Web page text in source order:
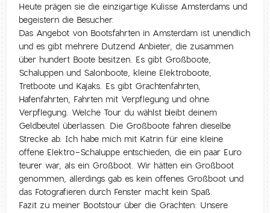
Heute prägen sie die einzigartige Kulisse Amsterdams und
begeistern die Besucher.
Das Angebot von Bootsfahrten in Amsterdam ist unendlich
und es gibt mehrere Dutzend Anbieter, die zusammen
über hundert Boote besitzen. Es gibt Großboote,
Schaluppen und Salonboote, kleine Elektroboote,
Tretboote und Kajaks. Es gibt Grachtenfahrten,
Hafenfahrten, Fahrten mit Verpflegung und ohne
Verpflegung. Welche Tour du wählst bleibt deinem
Geldbeutel überlassen. Die Großboote fahren dieselbe
Strecke ab. Ich habe mich mit Katrin für eine kleine
offene Elektro-Schaluppe entschieden, die ein paar Euro
teurer war, als ein Großboot. Wir hätten ein Großboot
genommen, allerdings gab es kein offenes Großboot und
das Fotografieren durch Fenster macht kein Spaß.
Fazit zu meiner Bootstour über die Grachten: Unsere